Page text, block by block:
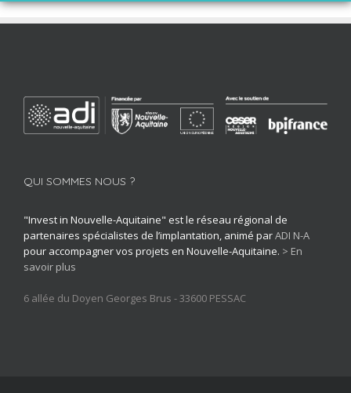
QUI SOMMES NOUS ?
"Invest in Nouvelle-Aquitaine" est le réseau régional de
partenaires spécialistes de l’implantation, animé parADI N-A
pour accompagner vos projets en Nouvelle-Aquitaine. > En
savoir plus
6 allée du Doyen Georges Brus - 33600 PESSAC